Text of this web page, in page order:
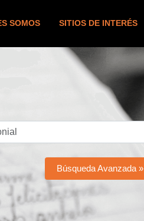
SOMOS SITIOS DE INTERÉS
Búsqueda Avanzada »